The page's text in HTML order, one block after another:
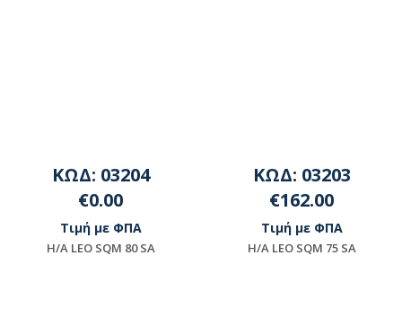
ΚΩΔ: 03204
€0.00
Τιμή με ΦΠΑ
H/A LEO SQΜ 80 SA
ΚΩΔ: 03203
€162.00
Τιμή με ΦΠΑ
H/A LEO SQΜ 75 SA